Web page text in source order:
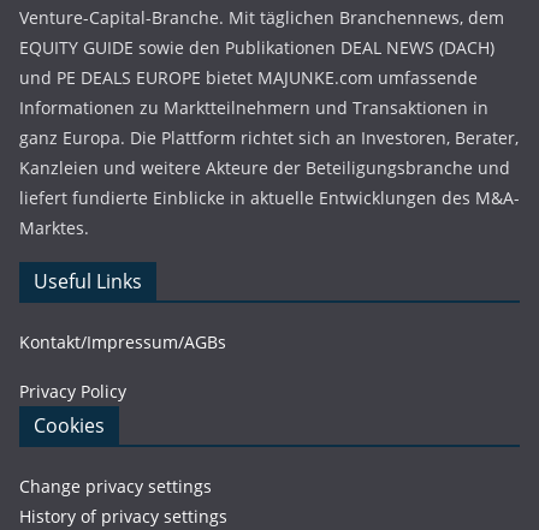
Venture-Capital-Branche. Mit täglichen Branchennews, dem
EQUITY GUIDE sowie den Publikationen DEAL NEWS (DACH)
und PE DEALS EUROPE bietet MAJUNKE.com umfassende
Informationen zu Marktteilnehmern und Transaktionen in
ganz Europa. Die Plattform richtet sich an Investoren, Berater,
Kanzleien und weitere Akteure der Beteiligungsbranche und
liefert fundierte Einblicke in aktuelle Entwicklungen des M&A-
Marktes.
Useful Links
Kontakt/Impressum/AGBs
Privacy Policy
Cookies
Change privacy settings
History of privacy settings